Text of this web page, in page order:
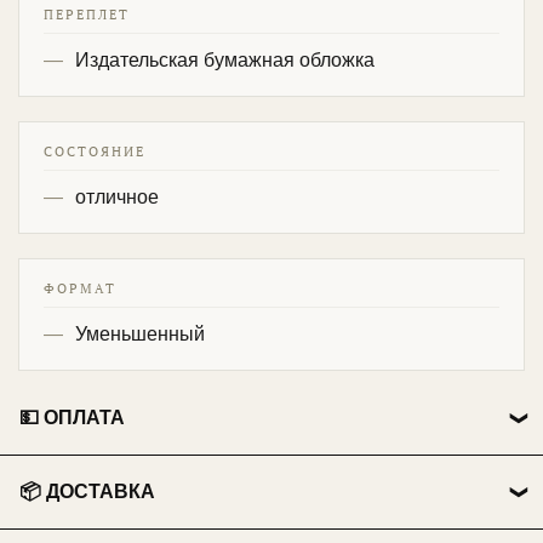
ПЕРЕПЛЕТ
Издательская бумажная обложка
СОСТОЯНИЕ
отличное
ФОРМАТ
Уменьшенный
💵 ОПЛАТА
💳 Перевод на карту Сбербанка.
📦 ДОСТАВКА